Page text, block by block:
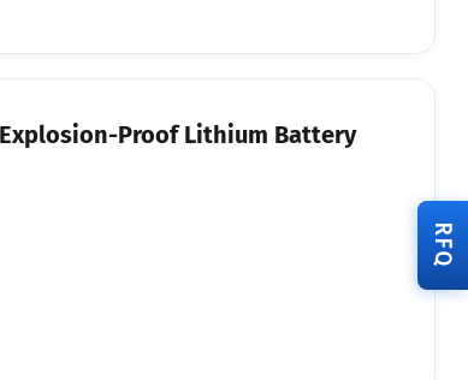
Proof Lithium Battery
RFQ